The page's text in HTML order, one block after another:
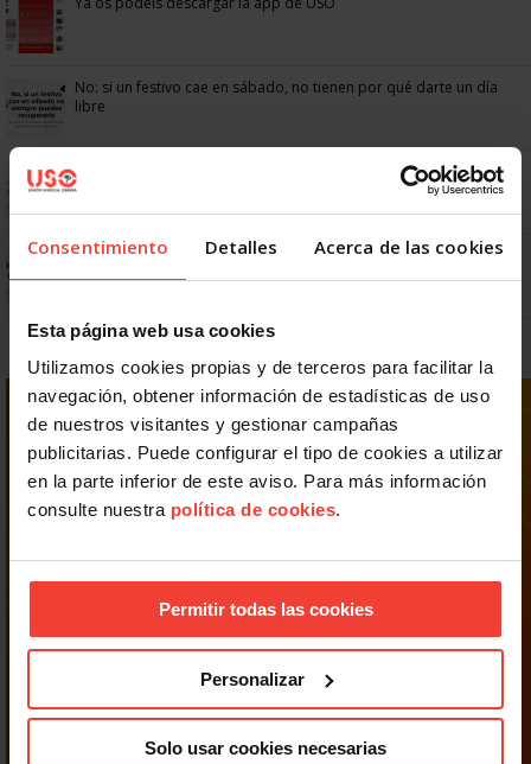
Consentimiento Detalles Acerca de las cookies
Esta página web usa cookies
Utilizamos cookies propias y de terceros para facilitar la
navegación, obtener información de estadísticas de uso
de nuestros visitantes y gestionar campañas
publicitarias. Puede configurar el tipo de cookies a utilizar
en la parte inferior de este aviso. Para más información
consulte nuestra política de cookies.
Permitir todas las cookies
Personalizar
Solo usar cookies necesarias
No: si un festivo cae en sábado, no tienen por qué darte un día
libre
Dudas frecuentes sobre las vacaciones
Prepara gratis con USO las oposiciones a AGE, Seguridad Social y
Correos